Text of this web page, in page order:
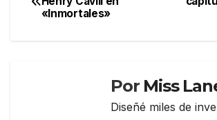
b
a
de
«Inmortales»
Por Miss
Diseñé miles de